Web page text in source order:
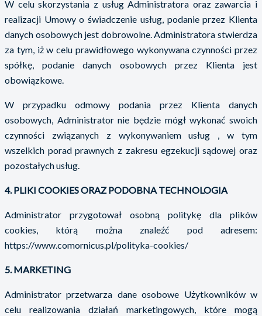
W celu skorzystania z usług Administratora oraz zawarcia i
realizacji Umowy o świadczenie usług, podanie przez Klienta
danych osobowych jest dobrowolne. Administratora stwierdza
za tym, iż w celu prawidłowego wykonywana czynności przez
spółkę, podanie danych osobowych przez Klienta jest
obowiązkowe.
W przypadku odmowy podania przez Klienta danych
osobowych, Administrator nie będzie mógł wykonać swoich
czynności związanych z wykonywaniem usług , w tym
wszelkich porad prawnych z zakresu egzekucji sądowej oraz
pozostałych usług.
4. PLIKI COOKIES ORAZ PODOBNA TECHNOLOGIA
Administrator przygotował osobną politykę dla plików
cookies, którą można znaleźć pod adresem:
https://www.comornicus.pl/polityka-cookies/
5. MARKETING
Administrator przetwarza dane osobowe Użytkowników w
celu realizowania działań marketingowych, które mogą